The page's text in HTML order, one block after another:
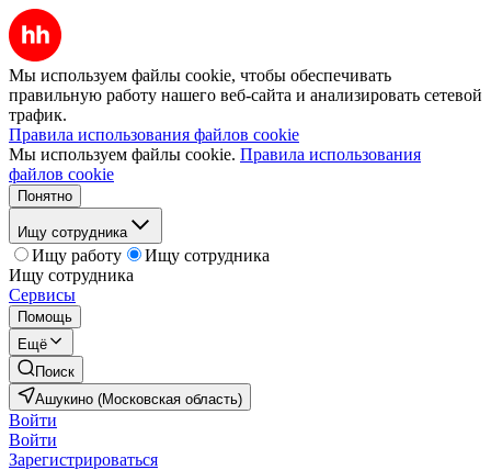
Мы используем файлы cookie, чтобы обеспечивать
правильную работу нашего веб-сайта и анализировать сетевой
трафик.
Правила использования файлов cookie
Мы используем файлы cookie. Правила использования
файлов cookie
Понятно
Ищу сотрудника
Ищу работу
Ищу сотрудника
Ищу сотрудника
Сервисы
Помощь
Ещё
Поиск
Ашукино (Московская область)
Войти
Войти
Зарегистрироваться